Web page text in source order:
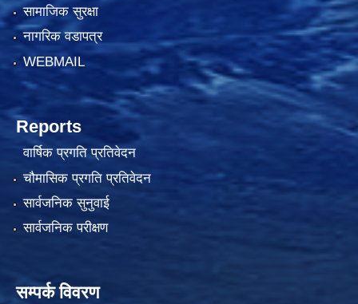
सामाजिक सुरक्षा
नागरिक वडापत्र
WEBMAIL
Reports
वार्षिक प्रगति प्रतिवेदन
चौमासिक प्रगति प्रतिवेदन
सार्वजनिक सुनुवाई
सार्वजनिक परीक्षण
सम्पर्क विवरण